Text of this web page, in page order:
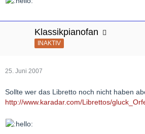
Klassikpianofan
INAKTIV
25. Juni 2007
Sollte wer das Libretto noch nicht haben
http://www.karadar.com/Librettos/